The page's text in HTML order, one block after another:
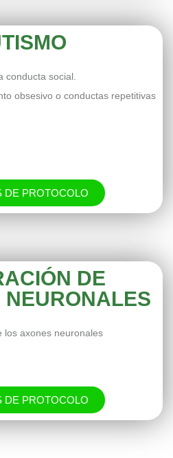
conducta social.
obsesivo o conductas repetitivas
DE PROTOCOLO
DE
NEURONALES
los axones neuronales
DE PROTOCOLO